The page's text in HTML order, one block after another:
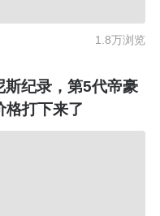
1.8万浏览
纪录，第5代帝豪
格打下来了